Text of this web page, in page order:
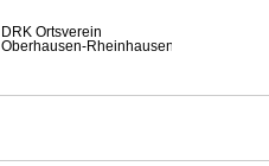
Oberhausen-Rheinhausen
DRK Ortsverein